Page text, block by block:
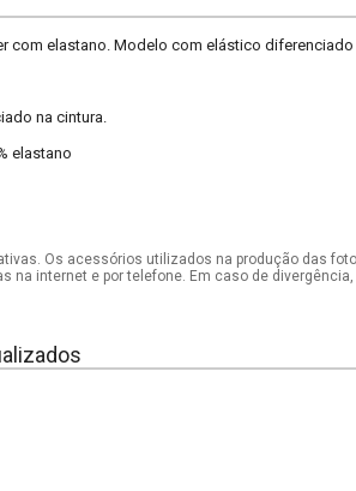
com elastano. Modelo com elástico diferenciado
na cintura.
elastano
Os acessórios utilizados na produção das
na internet e por telefone. Em caso de